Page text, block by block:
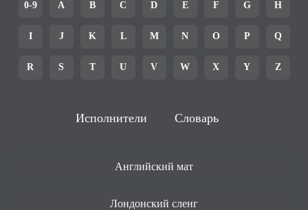
0-9 A B C D E F G H
I J K L M N O P Q
R S T U V W X Y Z
Исполнители Словарь
Английский мат
Лондонский сленг